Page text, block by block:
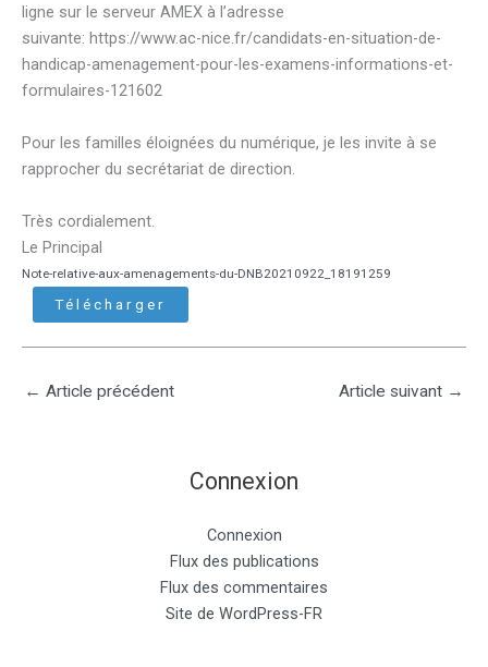
ligne sur le serveur AMEX à l’adresse
suivante: https://www.ac-nice.fr/candidats-en-situation-de-
handicap-amenagement-pour-les-examens-informations-et-
formulaires-121602
Pour les familles éloignées du numérique, je les invite à se
rapprocher du secrétariat de direction.
Très cordialement.
Le Principal
Note-relative-aux-amenagements-du-DNB20210922_18191259
Télécharger
← Article précédent Article suivant →
Connexion
Connexion
Flux des publications
Flux des commentaires
Site de WordPress-FR